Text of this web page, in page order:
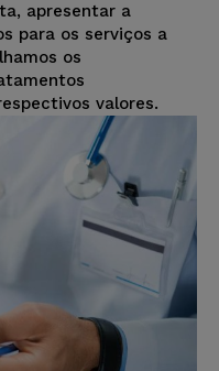
apresentar a
para os serviços a
os
valores.